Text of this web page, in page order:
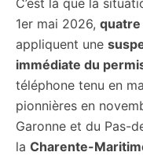
C’est là que la
1er mai 2026,
appliquent une
immédiate du
téléphone tenu en
pionnières en
Garonne et du Pas-
la Charente-